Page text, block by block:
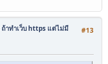
#13
ถ้าทำเว็บ https แต่ไม่มี